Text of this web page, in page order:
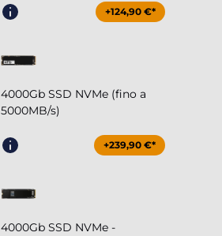
+124,90 €*
4000Gb SSD NVMe (fino a
5000MB/s)
+239,90 €*
4000Gb SSD NVMe -